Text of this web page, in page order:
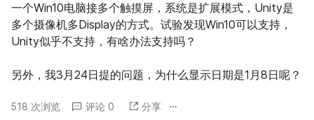
一个Win10电脑接多个触摸屏，系统是扩展模式，Unity是
多个摄像机多Display的方式。试验发现Win10可以支持，
Unity似乎不支持，有啥办法支持吗？
另外，我3月24日提的问题，为什么显示日期是1月8日呢？
518 次浏览 评论 0 分享